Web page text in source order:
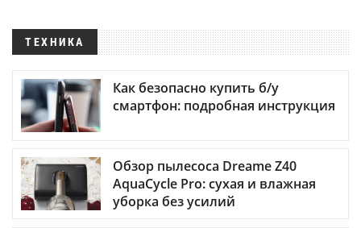
ТЕХНИКА
Как безопасно купить б/у
смартфон: подробная инструкция
Обзор пылесоса Dreame Z40
AquaCycle Pro: сухая и влажная
уборка без усилий